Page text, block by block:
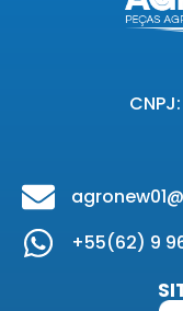
+55(62) 9